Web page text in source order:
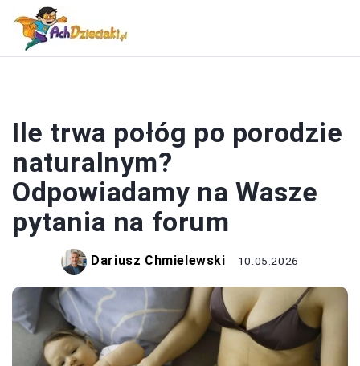
Ile trwa połóg po porodzie
naturalnym?
Odpowiadamy na Wasze
pytania na forum
Dariusz Chmielewski 10.05.2026